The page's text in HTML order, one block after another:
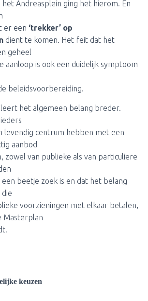
het Andreasplein ging het hierom. En
er een ‘trekker’ op
dient te komen. Het feit dat het
geheel
aanloop is ook een duidelijk symptoom
beleidsvoorbereiding.
het algemeen belang breder.
levendig centrum hebben met een
aanbod
zowel van publieke als van particuliere
beetje zoek is en dat het belang
voorzieningen met elkaar betalen,
Masterplan
keuzen